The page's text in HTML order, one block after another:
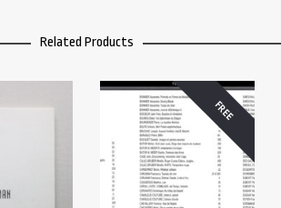
Related Products
FREE